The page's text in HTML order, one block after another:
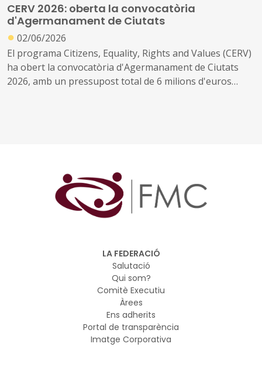
reptes comuns, intercanviar bones pràctiques i millorar
polítiques públiques.
CERV 2026: oberta la convocatòria
d'Agermanament de Ciutats
● 02/06/2026
El programa Citizens, Equality, Rights and Values (CERV)
ha obert la convocatòria d'Agermanament de Ciutats
2026, amb un pressupost total de 6 milions d'euros
LA FEDERACIÓ
Salutació
Qui som?
Comitè Executiu
Àrees
Ens adherits
Portal de transparència
Imatge Corporativa